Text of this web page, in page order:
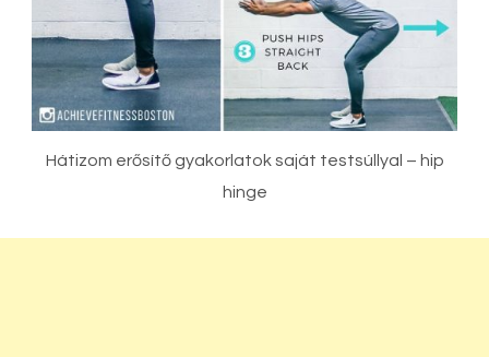
Hátizom erősítő gyakorlatok saját testsúllyal – hip
hinge